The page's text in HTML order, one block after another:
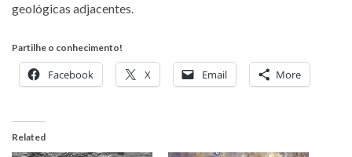
geológicas adjacentes.
Partilhe o conhecimento!
Facebook X Email More
Related